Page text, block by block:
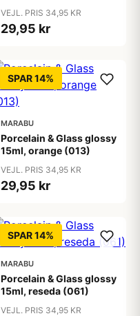
VEJL. PRIS 34,95 KR
29,95 kr
SPAR 14%
MARABU
Porcelain & Glass glossy
15ml, orange (013)
VEJL. PRIS 34,95 KR
29,95 kr
SPAR 14%
MARABU
Porcelain & Glass glossy
15ml, reseda (061)
VEJL. PRIS 34,95 KR